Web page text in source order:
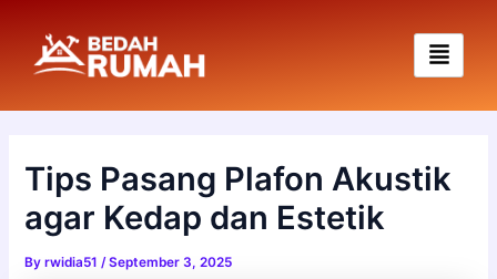
content
Tips Pasang Plafon Akustik
agar Kedap dan Estetik
Byrwidia51 /September 3, 2025